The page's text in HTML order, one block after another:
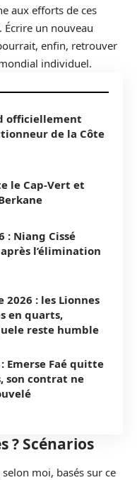
aux efforts de ces
un nouveau
enfin, retrouver
individuel.
officiellement
de la Côte
le Cap-Vert et
: Niang Cissé
l’élimination
2026 : les Lionnes
en quarts,
reste humble
Emerse Faé quitte
son contrat ne
? Scénarios
moi, basés sur ce